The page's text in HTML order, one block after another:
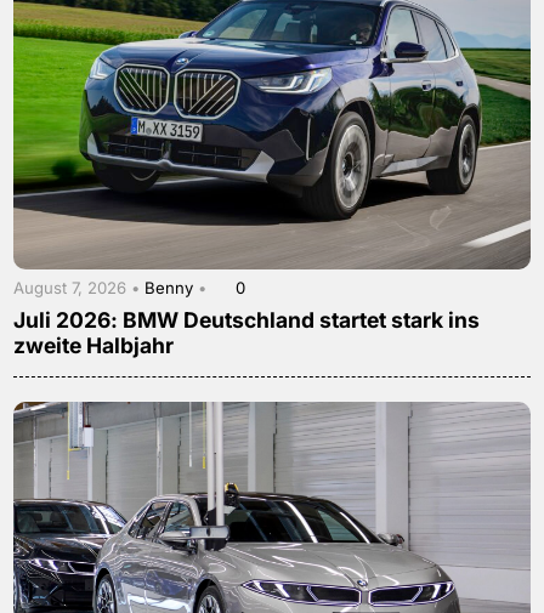
August 7, 2026 • Benny • 0
Juli 2026: BMW Deutschland startet stark ins
zweite Halbjahr